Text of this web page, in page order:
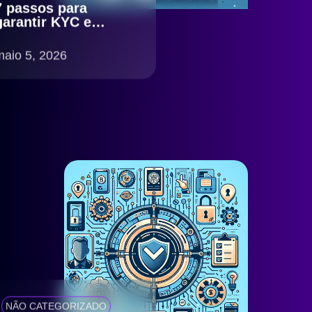
passos para
KYC e
compliance
no Brasil
5, 2026
NÃO CATEGORIZADO